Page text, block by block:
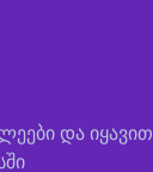
და იყავით